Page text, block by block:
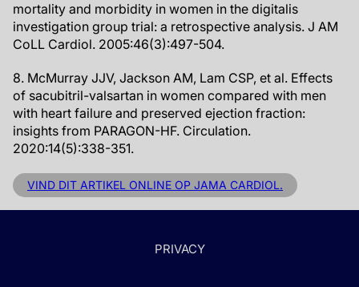
mortality and morbidity in women in the digitalis
investigation group trial: a retrospective analysis. J AM
CoLL Cardiol. 2005:46(3):497-504.
8. McMurray JJV, Jackson AM, Lam CSP, et al. Effects
of sacubitril-valsartan in women compared with men
with heart failure and preserved ejection fraction:
insights from PARAGON-HF. Circulation.
2020:14(5):338-351.
VIND DIT ARTIKEL ONLINE OP JAMA CARDIOL.
PRIVACY